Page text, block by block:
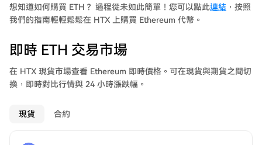
想知道如何購買 ETH？ 過程從未如此簡單！您可以點此連結 ，按照
我們的指南輕輕鬆鬆在 HTX 上購買 Ethereum 代幣。
即時 ETH 交易市場
在 HTX 現貨市場查看 Ethereum 即時價格。可在現貨與期貨之間切
換，即時對比行情與 24 小時漲跌幅。
現貨 合約